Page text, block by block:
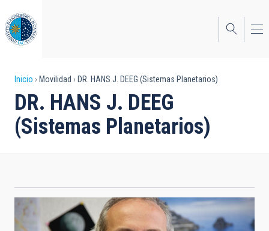
al
contenido
principal
Sobrescribir
enlaces
de
la
navegación
Inicio Movilidad DR. HANS J. DEEG (Sistemas Planetarios)
DR. HANS J. DEEG
(Sistemas Planetarios)